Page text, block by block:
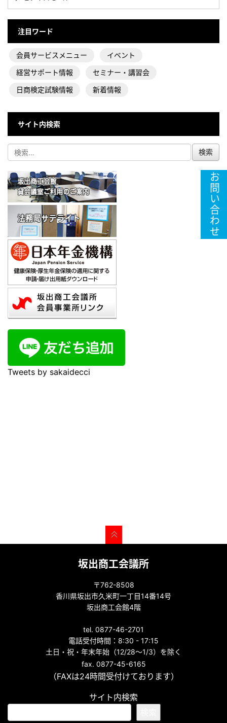
注目ワード
会員サービスメニュー
イベント
経営サポート情報
セミナー・講習会
日商検定試験情報
新着情報
サイト内検索
Tweets by sakaidecci
坂出商工会議所
〒762-8508
香川県坂出市久米町一丁目14番14号
坂出商工会館4階
tel. 0877-46-2701
電話受付時間：8:30 - 17:15
土日・祝・年末年始（12/28～1/3）を除く
fax. 0877-45-6165
（FAXは24時間受付けております）
サイト内検索
お問い合わせ